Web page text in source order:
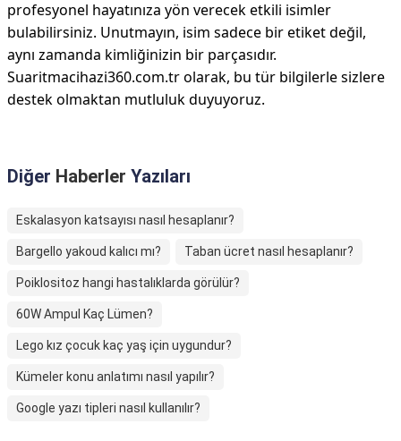
profesyonel hayatınıza yön verecek etkili isimler
bulabilirsiniz. Unutmayın, isim sadece bir etiket değil,
aynı zamanda kimliğinizin bir parçasıdır.
Suaritmacihazi360.com.tr olarak, bu tür bilgilerle sizlere
destek olmaktan mutluluk duyuyoruz.
Diğer Haberler Yazıları
Eskalasyon katsayısı nasıl hesaplanır?
Bargello yakoud kalıcı mı? Taban ücret nasıl hesaplanır?
Poiklositoz hangi hastalıklarda görülür?
60W Ampul Kaç Lümen?
Lego kız çocuk kaç yaş için uygundur?
Kümeler konu anlatımı nasıl yapılır?
Google yazı tipleri nasıl kullanılır?